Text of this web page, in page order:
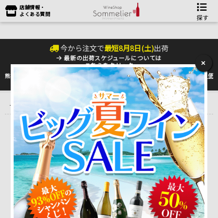
店舗情報・
よくある質問
探す
今から注文で最短8月8日(土)出荷
最新の出荷スケジュールについては
こちらをクリック
熊本地震の影響により九州への配送に遅れが生じております。最新情報は佐川急便
のHP
をご確認下さい。
産地で探す ＞ フランス ＞ボルドーワイン ＞
コート・ド・
ブール COTES DE BOURG
該当がありませんでした。
×